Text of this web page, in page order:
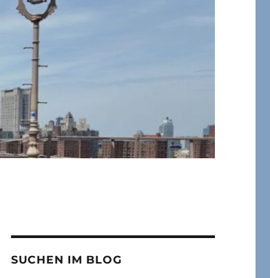
SUCHEN IM BLOG